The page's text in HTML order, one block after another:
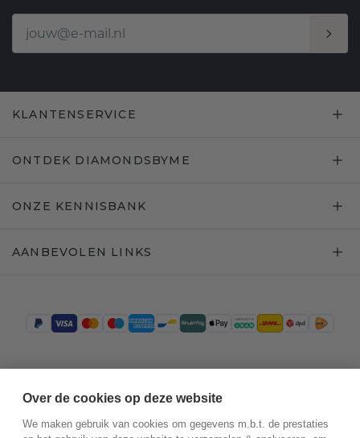
KLANTENSERVICE
ONTDEK DIAMONDSBYME
ONZE KENNISBANK
AANBEVOLEN LINKS
Over de cookies op deze website
We maken gebruik van cookies om gegevens m.b.t. de prestaties